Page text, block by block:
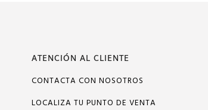
ATENCIÓN AL CLIENTE
CONTACTA CON NOSOTROS
LOCALIZA TU PUNTO DE VENTA